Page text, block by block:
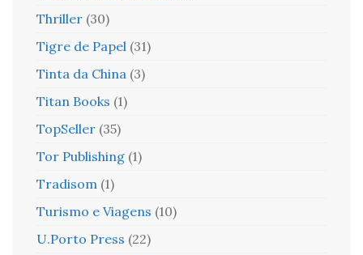
Thriller (30)
Tigre de Papel (31)
Tinta da China (3)
Titan Books (1)
TopSeller (35)
Tor Publishing (1)
Tradisom (1)
Turismo e Viagens (10)
U.Porto Press (22)